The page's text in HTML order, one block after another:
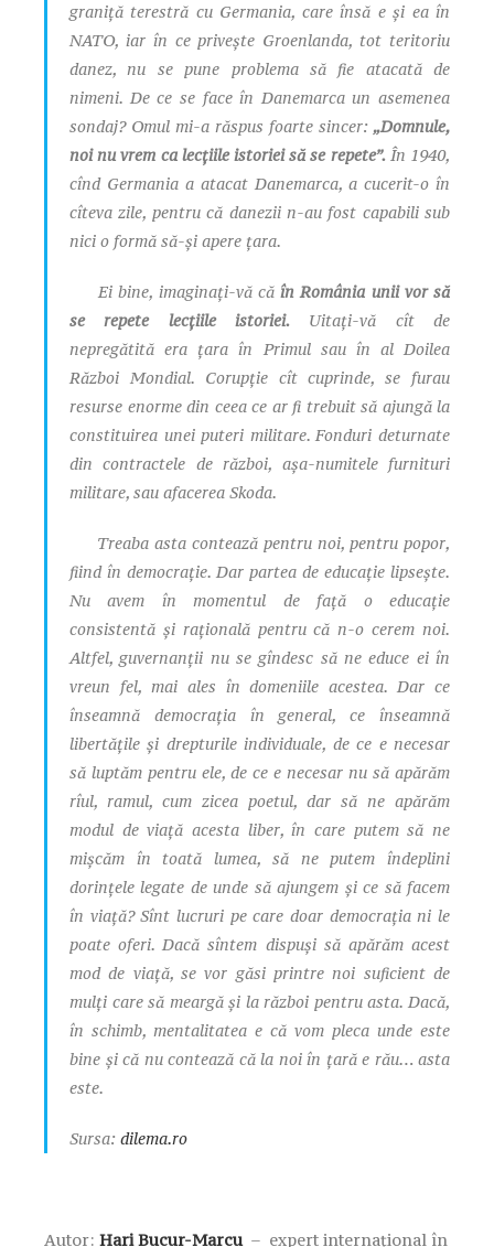
graniță terestră cu Germania, care însă e și ea în
NATO, iar în ce privește Groenlanda, tot teritoriu
danez, nu se pune problema să fie atacată de
nimeni. De ce se face în Danemarca un asemenea
sondaj? Omul mi-a răspus foarte sincer: „Domnule,
noi nu vrem ca lecțiile istoriei să se repete”.În 1940,
cînd Germania a atacat Danemarca, a cucerit-o în
cîteva zile, pentru că danezii n-au fost capabili sub
nici o formă să-și apere țara.
Ei bine, imaginați-vă căîn România unii vor să
se repete lecțiile istoriei. Uitați-vă cît de
nepregătită era țara în Primul sau în al Doilea
Război Mondial. Corupție cît cuprinde, se furau
resurse enorme din ceea ce ar fi trebuit să ajungă la
constituirea unei puteri militare. Fonduri deturnate
din contractele de război, așa-numitele furnituri
militare, sau afacerea Skoda.
Treaba asta contează pentru noi, pentru popor,
fiind în democrație. Dar partea de educație lipsește.
Nu avem în momentul de față o educație
consistentă și rațională pentru că n-o cerem noi.
Altfel, guvernanții nu se gîndesc să ne educe ei în
vreun fel, mai ales în domeniile acestea. Dar ce
înseamnă democrația în general, ce înseamnă
libertățile și drepturile individuale, de ce e necesar
să luptăm pentru ele, de ce e necesar nu să apărăm
rîul, ramul, cum zicea poetul, dar să ne apărăm
modul de viață acesta liber, în care putem să ne
mișcăm în toată lumea, să ne putem îndeplini
dorințele legate de unde să ajungem și ce să facem
în viață? Sînt lucruri pe care doar democrația ni le
poate oferi. Dacă sîntem dispuși să apărăm acest
mod de viață, se vor găsi printre noi suficient de
mulți care să meargă și la război pentru asta. Dacă,
în schimb, mentalitatea e că vom pleca unde este
bine și că nu contează că la noi în țară e rău… asta
este.
Sursa: dilema.ro
Autor: Hari Bucur-Marcu– expert internațional în